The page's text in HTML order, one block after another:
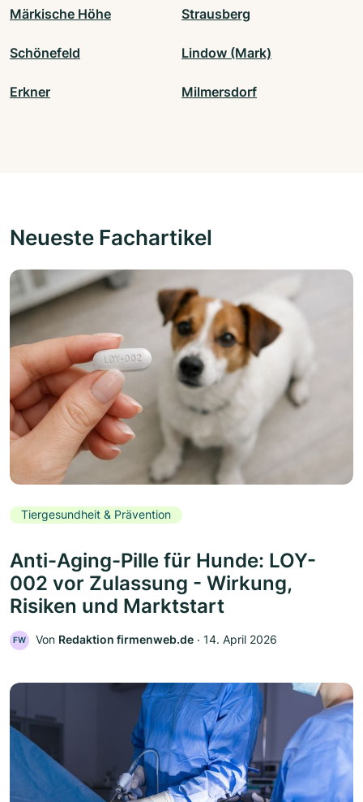
Märkische Höhe Strausberg
Schönefeld Lindow (Mark)
Erkner Milmersdorf
Neueste Fachartikel
Tiergesundheit & Prävention
Anti-Aging-Pille für Hunde: LOY-
002 vor Zulassung - Wirkung,
Risiken und Marktstart
FW Von Redaktion firmenweb.de ‧ 14. April 2026